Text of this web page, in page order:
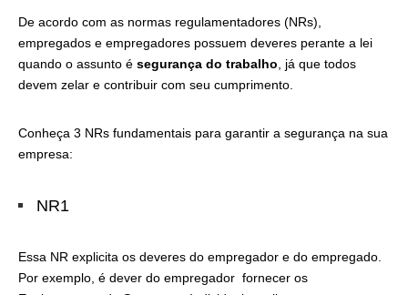
De acordo com as normas regulamentadores (NRs),
empregados e empregadores possuem deveres perante a lei
quando o assunto é segurança do trabalho , já que todos
devem zelar e contribuir com seu cumprimento.
Conheça 3 NRs fundamentais para garantir a segurança na sua
empresa:
NR1
Essa NR explicita os deveres do empregador e do empregado.
Por exemplo, é dever do empregador fornecer os